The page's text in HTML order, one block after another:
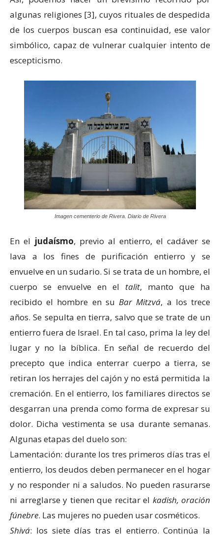
algunas religiones [3], cuyos rituales de despedida
de los cuerpos buscan esa continuidad, ese valor
simbólico, capaz de vulnerar cualquier intento de
escepticismo.
Imagen cementerio de Rivera. Diario de Rivera
En el judaísmo, previo al entierro, el cadáver se
lava a los fines de purificación entierro y se
envuelve en un sudario. Si se trata de un hombre, el
cuerpo se envuelve en el talit, manto que ha
recibido el hombre en suBar Mitzvá, a los trece
años. Se sepulta en tierra, salvo que se trate de un
entierro fuera de Israel. En tal caso, prima la ley del
lugar y no la bíblica. En señal de recuerdo del
precepto que indica enterrar cuerpo a tierra, se
retiran los herrajes del cajón y no está permitida la
cremación. En el entierro, los familiares directos se
desgarran una prenda como forma de expresar su
dolor. Dicha vestimenta se usa durante semanas.
Algunas etapas del duelo son:
Lamentación: durante los tres primeros días tras el
entierro, los deudos deben permanecer en el hogar
y no responder ni a saludos. No pueden rasurarse
ni arreglarse y tienen que recitar el kadish, oración
fúnebre. Las mujeres no pueden usar cosméticos.
Shivá: los siete días tras el entierro. Continúa la